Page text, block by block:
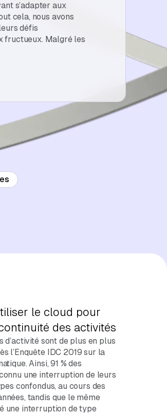
s’adapter aux
cela, nous avons
défis
fructueux. Malgré les
le cloud pour
des activités
d’activité sont de plus en plus
l’Enquête IDC 2019 sur la
Ainsi, 91 % des
une interruption de leurs
confondus, au cours des
tandis que le même
une interruption de type